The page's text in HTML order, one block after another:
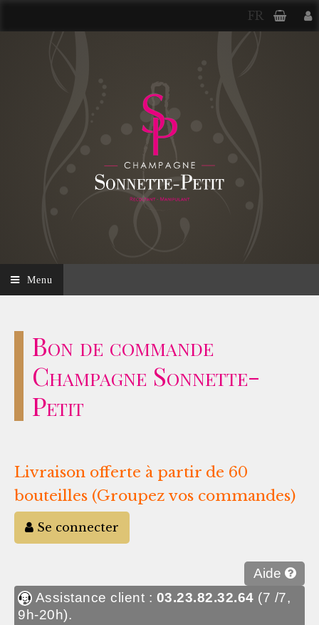
FR
Menu
Bon de commande
Champagne Sonnette-
Petit
Livraison offerte à partir de 60
bouteilles (Groupez vos commandes)
Se connecter
Aide
Assistance client : 03.23.82.32.64 (7 /7,
9h-20h).